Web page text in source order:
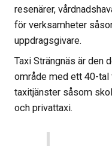
resenärer,
för verksamheter
uppdragsgivare.
Taxi Strängnäs är den
område med ett 40-tal
taxitjänster såsom
och privattaxi.